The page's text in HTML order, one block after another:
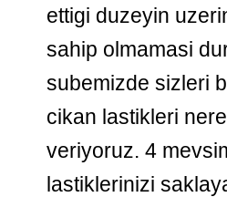
ettigi duzeyin
sahip olmamasi
subemizde sizleri
cikan lastikleri
veriyoruz. 4
lastiklerinizi